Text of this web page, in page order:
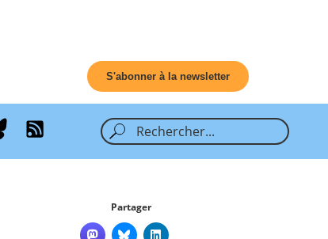
S'abonner à la newsletter
Partager